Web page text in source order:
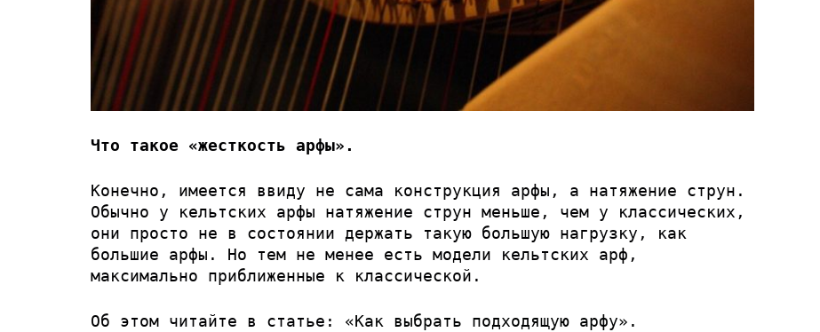
Что такое «жесткость арфы».
Конечно, имеется ввиду не сама конструкция арфы, а натяжение струн.
Обычно у кельтских арфы натяжение струн меньше, чем у классических,
они просто не в состоянии держать такую большую нагрузку, как
большие арфы. Но тем не менее есть модели кельтских арф,
максимально приближенные к классической.
Об этом читайте в статье: «Как выбрать подходящую арфу».